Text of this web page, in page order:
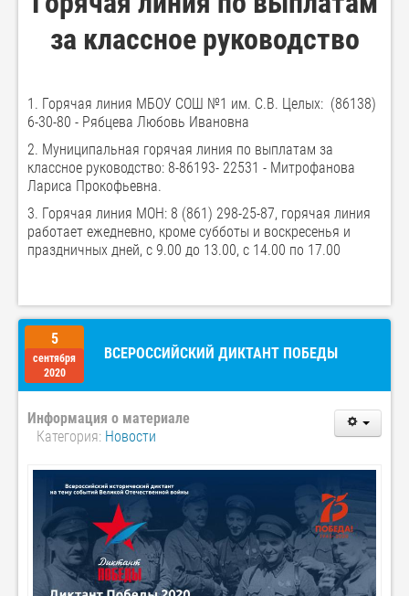
за классное руководство
1. Горячая линия МБОУ СОШ №1 им. С.В. Целых: (86138)
6-30-80 - Рябцева Любовь Ивановна
2. Муниципальная горячая линия по выплатам за
классное руководство: 8-86193- 22531 - Митрофанова
Лариса Прокофьевна.
3. Горячая линия МОН: 8 (861) 298-25-87, горячая линия
работает ежедневно, кроме субботы и воскресенья и
праздничных дней, с 9.00 до 13.00, с 14.00 по 17.00
5
сентября
2020
ВСЕРОССИЙСКИЙ ДИКТАНТ ПОБЕДЫ
Информация о материале
Категория: Новости